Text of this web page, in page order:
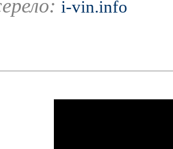
i-vin.info